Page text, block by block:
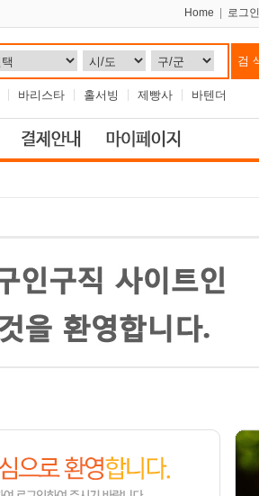
Home 로그인
바리스타 홀서빙 제빵사 바텐더